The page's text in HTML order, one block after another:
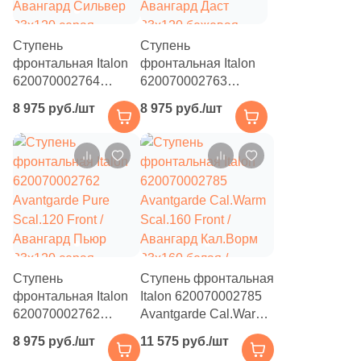
Marca Corona ( )
Margres (
Mariner (5)
Marjan (66)
Meissen Keramik (
Metropol (22)
Mico (43)
7)
Mirage (93)
Monalisa (11)
Monocibec (14)
Ступень
фронтальная Italon
620070002764
Scal.120 Front /
Авангард Сильвер
33x120 серая
натуральная под
бетон
8 975 руб./шт
Ступень
фронтальная Italon
620070002763
Scal.120 Front /
Авангард Даст
33x120 бежевая
натуральная под
бетон
8 975 руб./шт
Ступень
фронтальная Italon
620070002762
Scal.120 Front /
8 975 руб./шт
Ступень фронтальная
Italon 620070002785
Avantgarde Cal.Warm
Авангард Кал.Ворм
11 575 руб./шт